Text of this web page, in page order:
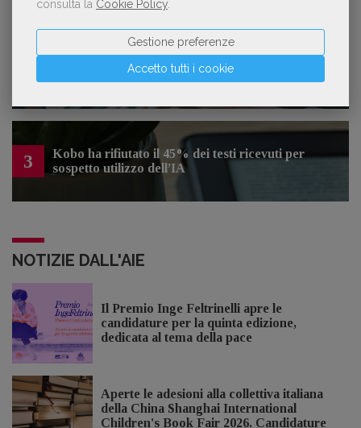
consulta la Cookie Policy
Accetto tutti i cookie
Gestione preferenze
Forse è il momento di cambiare prospettiva
sull’intelligenza artificiale
3
Kobo ha rifiutato il 45% dei testi ricevuti per
sospetto utilizzo dell’IA
NOTIZIE DALL'AIE
Il Premio Inge Feltrinelli apre le
candidature per la quinta edizione,
dedicata al tema della pace
Aperte le adesioni alla collettiva italiana
della China Shanghai International
Children's Book Fair 2026. Candidature